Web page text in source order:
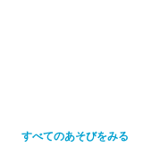
すべてのあそびをみる